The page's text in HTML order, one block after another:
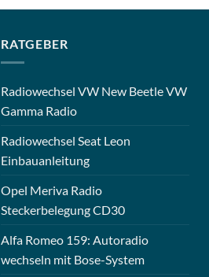
RATGEBER
Radiowechsel VW New Beetle VW
Gamma Radio
Radiowechsel Seat Leon
Einbauanleitung
Opel Meriva Radio
Steckerbelegung CD30
Alfa Romeo 159: Autoradio
wechseln mit Bose-System